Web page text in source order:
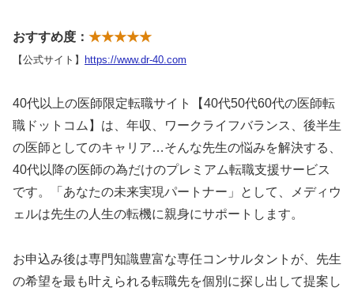
おすすめ度： ★★★★★
【公式サイト】 https://www.dr-40.com
40代以上の医師限定転職サイト【40代50代60代の医師転
職ドットコム】は、年収、ワークライフバランス、後半生
の医師としてのキャリア…そんな先生の悩みを解決する、
40代以降の医師の為だけのプレミアム転職支援サービス
です。「あなたの未来実現パートナー」として、メディウ
ェルは先生の人生の転機に親身にサポートします。
お申込み後は専門知識豊富な専任コンサルタントが、先生
の希望を最も叶えられる転職先を個別に探し出して提案し